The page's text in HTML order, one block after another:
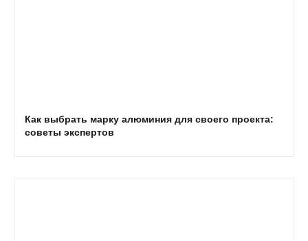
Как выбрать марку алюминия для своего проекта:
советы экспертов